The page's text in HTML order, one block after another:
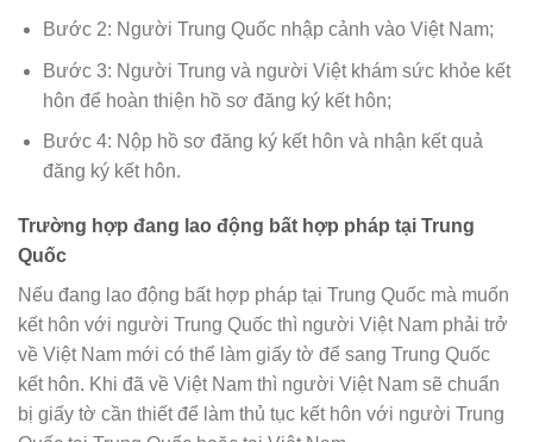
Bước 2: Người Trung Quốc nhập cảnh vào Việt Nam;
Bước 3: Người Trung và người Việt khám sức khỏe kết
hôn để hoàn thiện hồ sơ đăng ký kết hôn;
Bước 4: Nộp hồ sơ đăng ký kết hôn và nhận kết quả
đăng ký kết hôn.
Trường hợp đang lao động bất hợp pháp tại Trung
Quốc
Nếu đang lao động bất hợp pháp tại Trung Quốc mà muốn
kết hôn với người Trung Quốc thì người Việt Nam phải trở
về Việt Nam mới có thể làm giấy tờ để sang Trung Quốc
kết hôn. Khi đã về Việt Nam thì người Việt Nam sẽ chuẩn
bị giấy tờ cần thiết để làm thủ tục kết hôn với người Trung